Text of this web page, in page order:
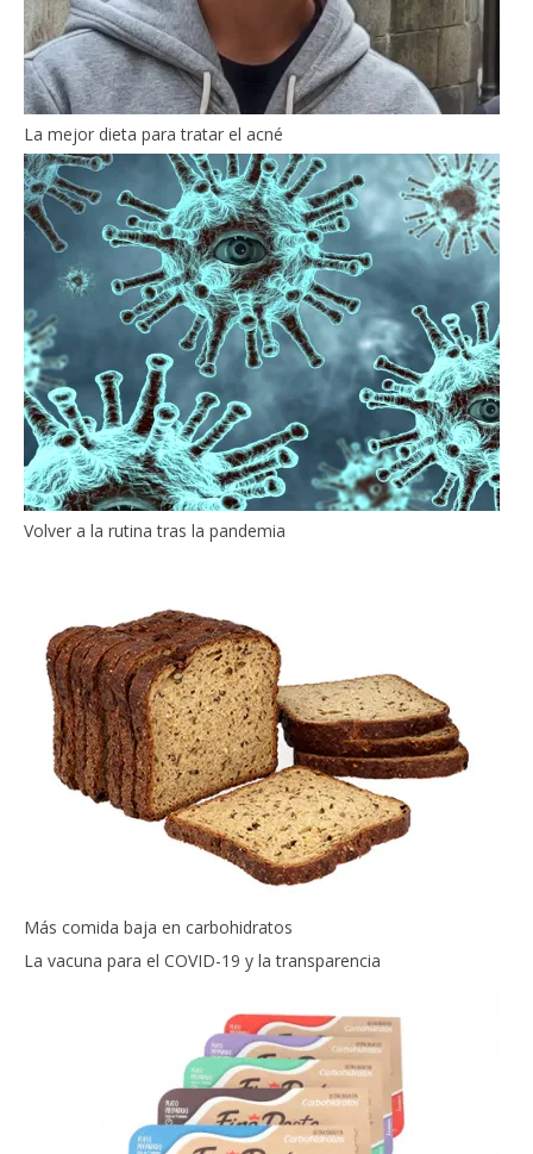
La mejor dieta para tratar el acné
Volver a la rutina tras la pandemia
Más comida baja en carbohidratos
La vacuna para el COVID-19 y la transparencia